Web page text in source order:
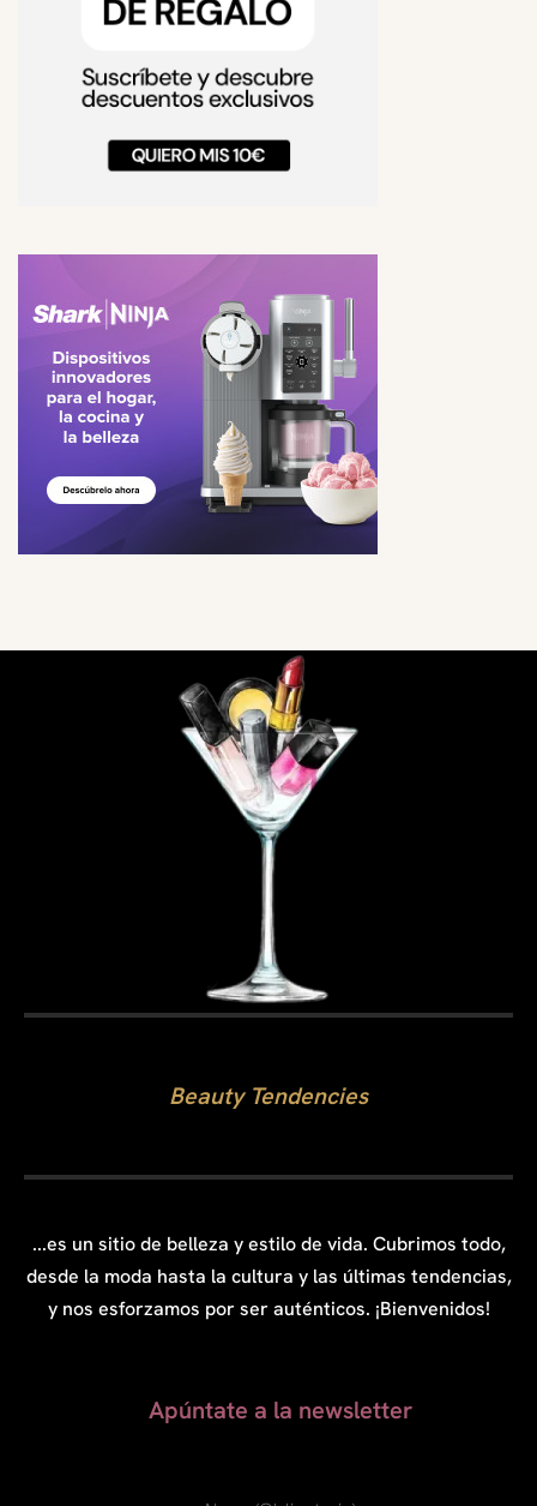
Beauty Tendencies
...es un sitio de belleza y estilo de vida. Cubrimos todo,
desde la moda hasta la cultura y las últimas tendencias,
y nos esforzamos por ser auténticos. ¡Bienvenidos!
Apúntate a la newsletter